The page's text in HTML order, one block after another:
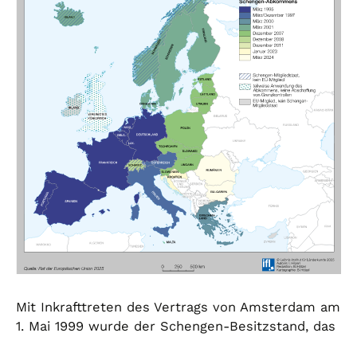
Mit Inkrafttreten des Vertrags von Amsterdam am
1. Mai 1999 wurde der Schengen-Besitzstand, das